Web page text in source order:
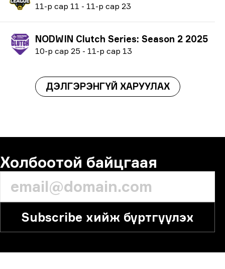
11-р сар 11 - 11-р сар 23
NODWIN Clutch Series: Season 2 2025
10-р сар 25 - 11-р сар 13
ДЭЛГЭРЭНГҮЙ ХАРУУЛАХ
Холбоотой байцгаая
Subscribe хийж бүртгүүлэх